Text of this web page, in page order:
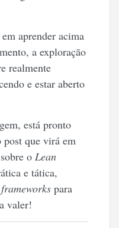
aprender acima
a exploração
realmente
e estar aberto
está pronto
que virá em
o Lean
e tática,
frameworks para
valer!